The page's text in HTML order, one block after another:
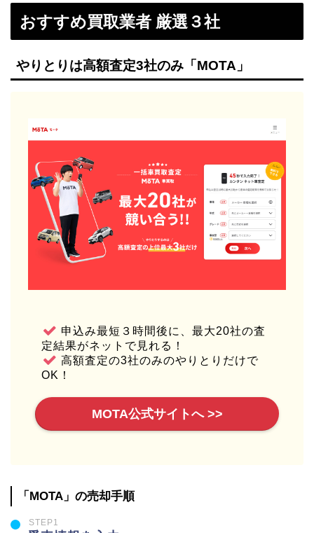
おすすめ買取業者 厳選３社
やりとりは高額査定3社のみ「MOTA」
申込み最短３時間後に、最大20社の査
定結果がネットで見れる！
高額査定の3社のみのやりとりだけで
OK！
MOTA公式サイトへ >>
「MOTA」の売却手順
STEP1